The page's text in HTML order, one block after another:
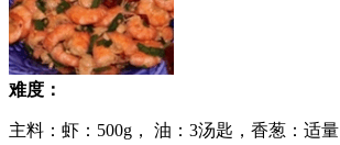
难度：
主料：虾：500g， 油：3汤匙，香葱：适量